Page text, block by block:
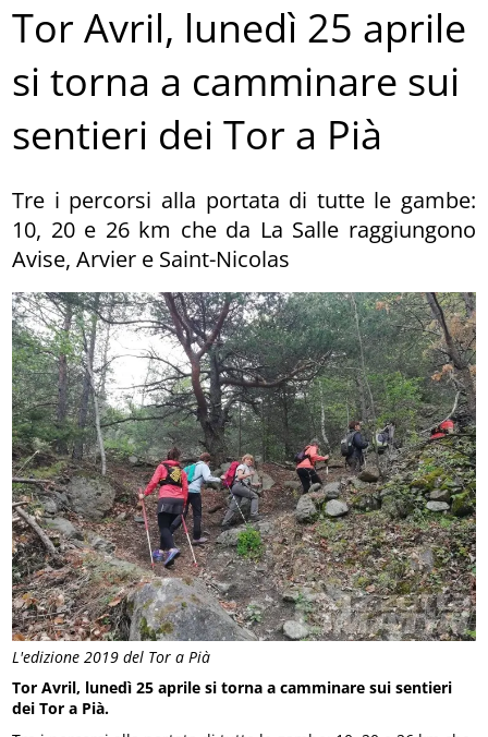
L'edizione 2019 del Tor a Pià
Tor Avril, lunedì 25 aprile
si torna a camminare sui
sentieri dei Tor a Pià
Tre i percorsi alla portata di tutte le gambe:
10, 20 e 26 km che da La Salle raggiungono
Avise, Arvier e Saint-Nicolas
Tor Avril, lunedì 25 aprile si torna a camminare sui sentieri
dei Tor a Pià.